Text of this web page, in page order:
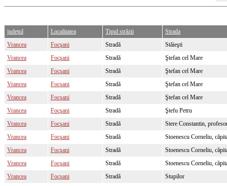
judeţul Localitatea Tipul străzii
Strada
Vrancea
Focşani Stradă
Stăieşti
Vrancea
Focşani Stradă
Ştefan cel Mare
Vrancea
Focşani Stradă
Ştefan cel Mare
Vrancea
Focşani Stradă
Ştefan cel Mare
Vrancea
Focşani Stradă
Ştefan cel Mare
Vrancea
Focşani Stradă
Ştefu Petru
Vrancea
Focşani Stradă
Stere Constantin,
Vrancea
Focşani Stradă
Stoenescu Corneliu,
Vrancea
Focşani Stradă
Stoenescu Corneliu,
Vrancea
Focşani Stradă
Stoenescu Corneliu,
Vrancea
Focşani Stradă
Stupilor